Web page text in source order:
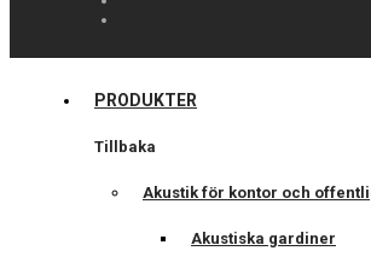
PRODUKTER
Tillbaka
Akustik för kontor och
Akustiska gardiner